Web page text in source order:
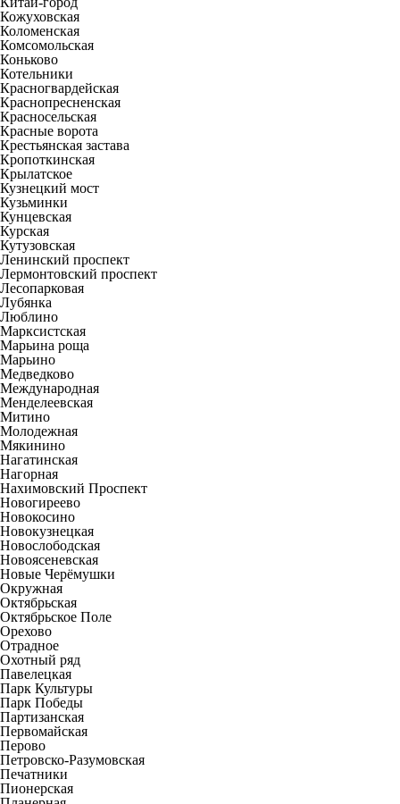
Кожуховская
Коломенская
Комсомольская
Коньково
Котельники
Красногвардейская
Краснопресненская
Красносельская
Красные ворота
Крестьянская застава
Кропоткинская
Крылатское
Кузнецкий мост
Кузьминки
Кунцевская
Курская
Кутузовская
Ленинский проспект
Лермонтовский проспект
Лесопарковая
Лубянка
Люблино
Марксистская
Марьина роща
Марьино
Медведково
Международная
Менделеевская
Митино
Молодежная
Мякинино
Нагатинская
Нагорная
Нахимовский Проспект
Новогиреево
Новокосино
Новокузнецкая
Новослободская
Новоясеневская
Новые Черёмушки
Окружная
Октябрьская
Октябрьское Поле
Орехово
Отрадное
Охотный ряд
Павелецкая
Парк Культуры
Парк Победы
Партизанская
Первомайская
Перово
Петровско-Разумовская
Печатники
Пионерская